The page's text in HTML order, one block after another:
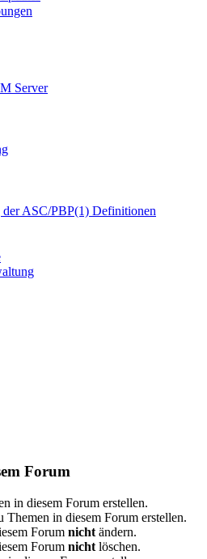
Server
ASC/PBP(1) Definitionen
Forum
in diesem Forum erstellen.
Themen in diesem Forum erstellen.
Forum nicht ändern.
Forum nicht löschen.